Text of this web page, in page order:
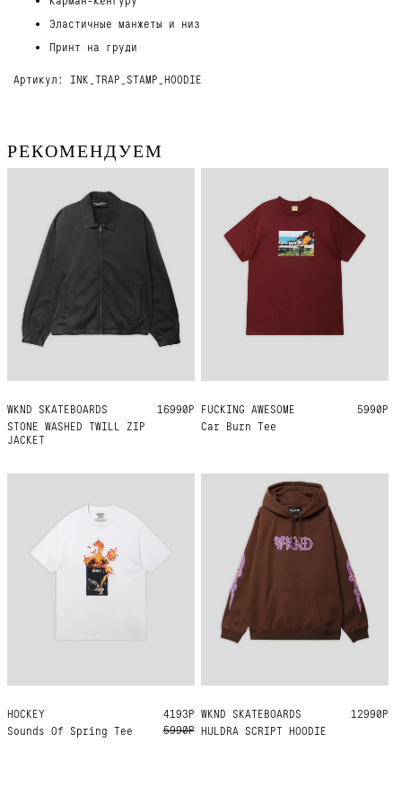
Эластичные манжеты и низ
Принт на груди
Артикул: INK_TRAP_STAMP_HOODIE
РЕКОМЕНДУЕМ
WKND SKATEBOARDS
STONE WASHED TWILL ZIP
JACKET
M L XL 16990Р FUCKING AWESOME
Car Burn Tee
M L 5990Р
HOCKEY
Sounds Of Spring Tee
M L
4193Р
5990Р
WKND SKATEBOARDS
HULDRA SCRIPT HOODIE
M L XL 12990Р